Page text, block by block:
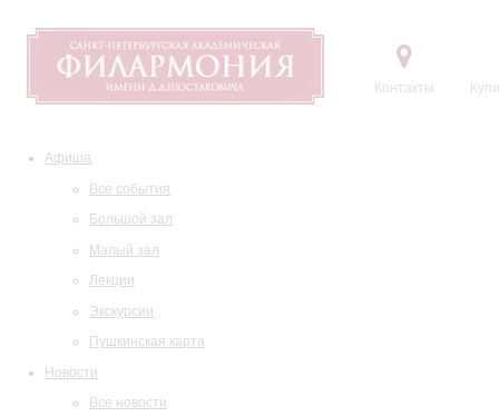
Контакты
Афиша
Все события
Большой зал
Малый зал
Лекции
Экскурсии
Пушкинская карта
Новости
Все новости